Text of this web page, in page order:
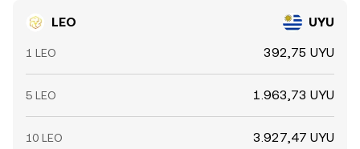
LEO UYU
1 LEO 392,75 UYU
5 LEO 1.963,73 UYU
10 LEO 3.927,47 UYU